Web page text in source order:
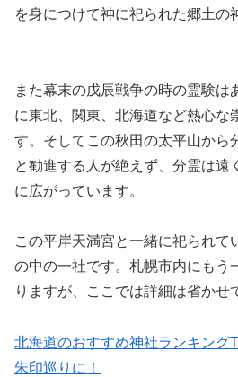
を身につけて神に祀られた郷土の
また幕末の戊辰戦争の時の霊験は
に東北、関東、北海道など熱心な
す。そしてこの秋田の太平山から
と勧進する人が絶えず、分霊は遠
に広がっています。
この平岸天満宮と一緒に祀られて
の中の一社です。札幌市内にもう
りますが、ここでは詳細は省かせ
北海道のおすすめ神社ランキング
朱印巡りに！